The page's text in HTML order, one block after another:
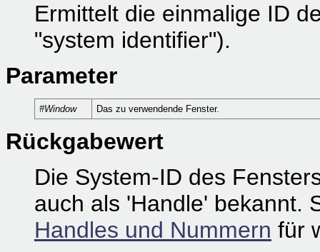
Ermittelt die einmalige ID
"system identifier").
Parameter
#Window Das zu verwendende Fenster.
Rückgabewert
Die System-ID des
auch als 'Handle' bekannt.
Handles und Nummern für